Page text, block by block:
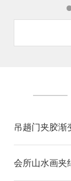
吊趟门夹胶渐
会所山水画夹